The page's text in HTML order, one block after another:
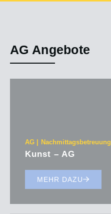
AG Angebote
AG Nachmittagsbetreuung
Kunst – AG
MEHR DAZU